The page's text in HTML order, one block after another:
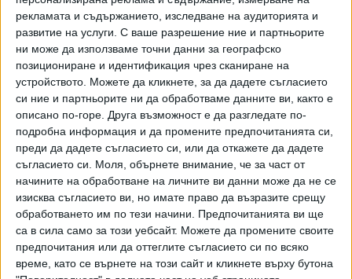
рекламата и съдържанието, изследване на аудиторията и
развитие на услуги. С ваше разрешение ние и партньорите
ни може да използваме точни данни за географско
позициониране и идентификация чрез сканиране на
устройството. Можете да кликнете, за да дадете съгласието
си ние и партньорите ни да обработваме данните ви, както е
описано по-горе. Друга възможност е да разгледате по-
подробна информация и да промените предпочитанията си,
преди да дадете съгласието си, или да откажете да дадете
съгласието си. Моля, обърнете внимание, че за част от
начините на обработване на личните ви данни може да не се
изисква съгласието ви, но имате право да възразите срещу
обработването им по тези начини. Предпочитанията ви ще
са в сила само за този уебсайт. Можете да промените своите
предпочитания или да оттеглите съгласието си по всяко
време, като се върнете на този сайт и кликнете върху бутона
София" Любослав Пенев. След което погледна малко по-
глобално: "Няма напрежение върху отбора ни. Готвим се
през цялата седмица за натиска, откъдето и да идва
той. Изграждаме агресивен стил на игра и поведение.
Създаваме немалко положения и отбелязваме... Всички
участват в организирането на атаката, всички са важни
от вратаря до нападателя. Момчетата показват много от
това, което искам, но има още много работа",
коментира Пенев.
А главният мениджър на "Етър" Красимир Балъков
призна, че има огромна разлика между първите три
отбора в класирането - "Лудогорец", "ЦСКА-София" и
"Левски", и всички останали. "ЦСКА ни излъга с
индивидуална класа, а не с играта си... В средата на